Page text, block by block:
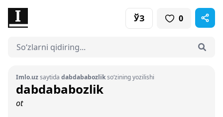
ЎЗ 0
Imlo.uzsaytida dabdababozlikso‘zining yozilishi
dabdababozlik
ot